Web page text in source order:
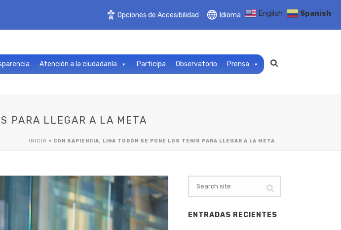
Opciones de Accesibilidad Idioma
Atención a la ciudadanía Participa Observatorio Prensa
PARA LLEGAR A LA META
INICIO » CON SAPIENCIA, LINA TOBÓN SE PONE LOS TENIS PARA LLEGAR A LA META
ENTRADAS RECIENTES
English Spanish